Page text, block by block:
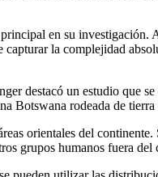
en su investigación.
la complejidad
destacó un estudio que
Botswana rodeada de tierra
orientales del
grupos humanos fuera del